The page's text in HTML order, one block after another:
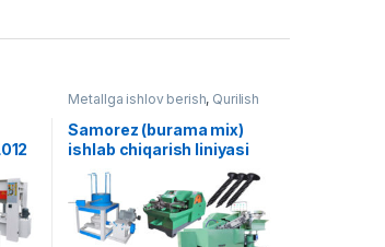
Metallga ishlov berish, Qurilish
uskunalari
Samorez (burama mix)
ishlab chiqarish liniyasi
AF-008